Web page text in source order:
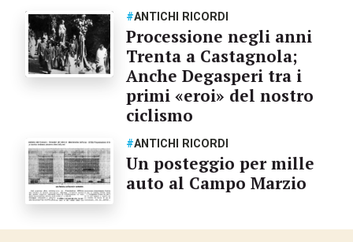
#ANTICHI RICORDI
Processione negli anni
Trenta a Castagnola;
Anche Degasperi tra i
primi «eroi» del nostro
ciclismo
#ANTICHI RICORDI
Un posteggio per mille
auto al Campo Marzio